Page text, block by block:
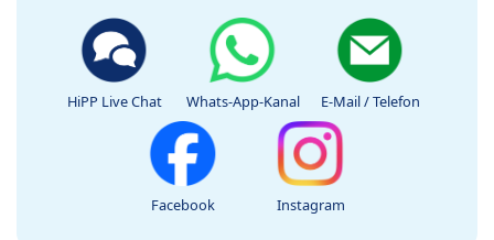
HiPP Live Chat Whats-App-Kanal E-Mail / Telefon
Facebook Instagram